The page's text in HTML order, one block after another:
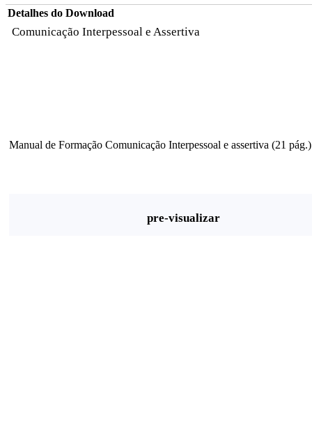
Detalhes do Download
Comunicação Interpessoal e Assertiva
Manual de Formação Comunicação Interpessoal e assertiva (21 pág.)
pre-visualizar